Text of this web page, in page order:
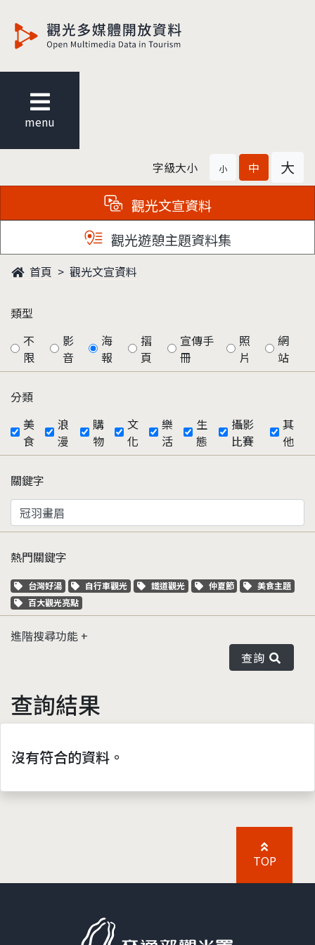
menu
字級大小 小 中 大
觀光文宣資料
觀光遊憩主題資料集
首頁 觀光文宣資料
類型
不
限
影
音
海
報
摺
頁
宣傳手
冊
照
片
網
站
分類
美
食
浪
漫
購
物
文
化
樂
活
生
態
攝影
比賽
其
他
關鍵字
熱門關鍵字
關鍵字標籤
台灣好湯 關鍵字標籤
自行車觀光 關鍵字標籤
鐵道觀光 關鍵字標籤
仲夏節 關鍵字標籤
美食主題
關鍵字標籤
百大觀光亮點
進階搜尋功能
查詢
查詢結果
沒有符合的資料。
TOP